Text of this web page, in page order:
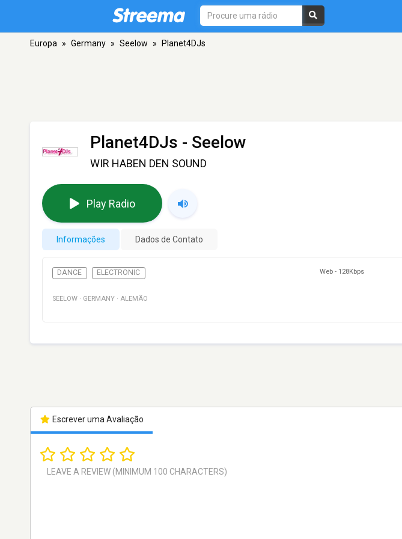
Europa » Germany » Seelow » Planet4DJs
Planet4DJs - Seelow
WIR HABEN DEN SOUND
Play Radio
Informações Dados de Contato
DANCE ELECTRONIC Web - 128Kbps
SEELOW · GERMANY · ALEMÃO
Escrever uma Avaliação